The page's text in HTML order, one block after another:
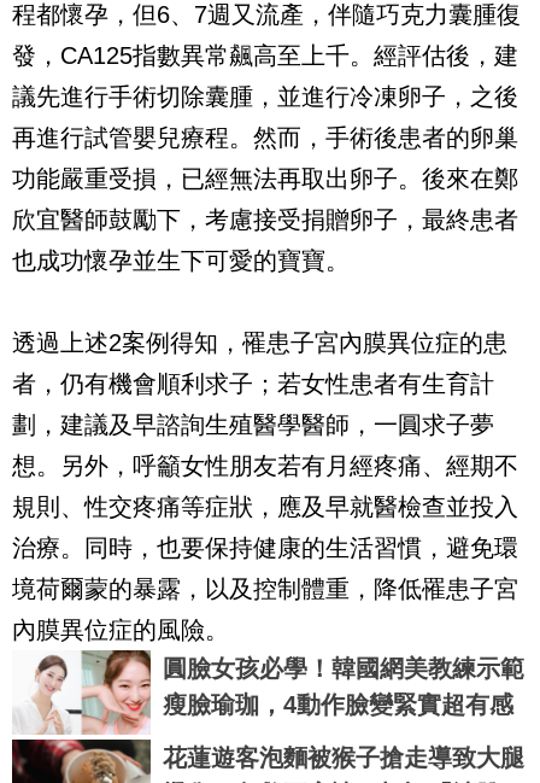
程都懷孕，但6、7週又流產，伴隨巧克力囊腫復
發，CA125指數異常飆高至上千。經評估後，建
議先進行手術切除囊腫，並進行冷凍卵子，之後
再進行試管嬰兒療程。然而，手術後患者的卵巢
功能嚴重受損，已經無法再取出卵子。後來在鄭
欣宜醫師鼓勵下，考慮接受捐贈卵子，最終患者
也成功懷孕並生下可愛的寶寶。
透過上述2案例得知，罹患子宮內膜異位症的患
者，仍有機會順利求子；若女性患者有生育計
劃，建議及早諮詢生殖醫學醫師，一圓求子夢
想。另外，呼籲女性朋友若有月經疼痛、經期不
規則、性交疼痛等症狀，應及早就醫檢查並投入
治療。同時，也要保持健康的生活習慣，避免環
境荷爾蒙的暴露，以及控制體重，降低罹患子宮
內膜異位症的風險。
圓臉女孩必學！韓國網美教練示範
瘦臉瑜珈，4動作臉變緊實超有感
花蓮遊客泡麵被猴子搶走導致大腿